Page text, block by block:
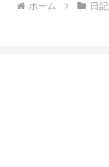
ホーム 日記